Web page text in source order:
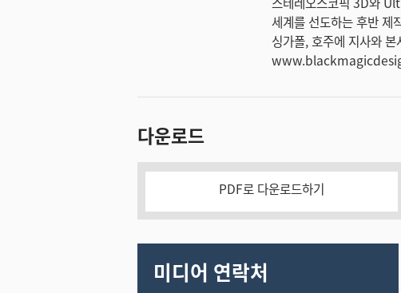
세계를 선도하는 후반
싱가폴, 호주에 지사와
다운로드
PDF로 다운로드하기
미디어 연락처